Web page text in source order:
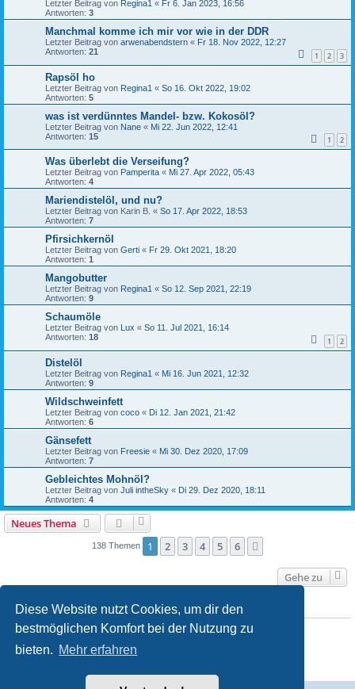
Diese Website nutzt Cookies, um dir den
bestmöglichen Komfort bei der Nutzung zu
bieten. Mehr erfahren
Letzter Beitrag von Regina1 « Fr 6. Jan 2023, 16:56
Antworten: 3
Manchmal komme ich mir vor wie in der DDR
Letzter Beitrag von arwenabendstern « Fr 18. Nov 2022, 12:27
Antworten: 21 1 2 3
Rapsöl ho
Letzter Beitrag von Regina1 « So 16. Okt 2022, 19:02
Antworten: 5
was ist verdünntes Mandel- bzw. Kokosöl?
Letzter Beitrag von Nane « Mi 22. Jun 2022, 12:41
Antworten: 15 1 2
Was überlebt die Verseifung?
Letzter Beitrag von Pamperita « Mi 27. Apr 2022, 05:43
Antworten: 4
Mariendistelöl, und nu?
Letzter Beitrag von Karin B. « So 17. Apr 2022, 18:53
Antworten: 7
Pfirsichkernöl
Letzter Beitrag von Gerti « Fr 29. Okt 2021, 18:20
Antworten: 1
Mangobutter
Letzter Beitrag von Regina1 « So 12. Sep 2021, 22:19
Antworten: 9
Schaumöle
Letzter Beitrag von Lux « So 11. Jul 2021, 16:14
Antworten: 18 1 2
Distelöl
Letzter Beitrag von Regina1 « Mi 16. Jun 2021, 12:32
Antworten: 9
Wildschweinfett
Letzter Beitrag von coco « Di 12. Jan 2021, 21:42
Antworten: 6
Gänsefett
Letzter Beitrag von Freesie « Mi 30. Dez 2020, 17:09
Antworten: 7
Gebleichtes Mohnöl?
Letzter Beitrag von Juli intheSky « Di 29. Dez 2020, 18:11
Antworten: 4
Neues Thema
138 Themen 1 2 3 4 5 6
Gehe zu
BERECHTIGUNGEN IN DIESEM FORUM
Du darfstkeineneuen Themen in diesem Forum erstellen.
keine
Antworten zu Themen in diesem Forum erstellen.
Du darfst deine Beiträge in diesem Forum